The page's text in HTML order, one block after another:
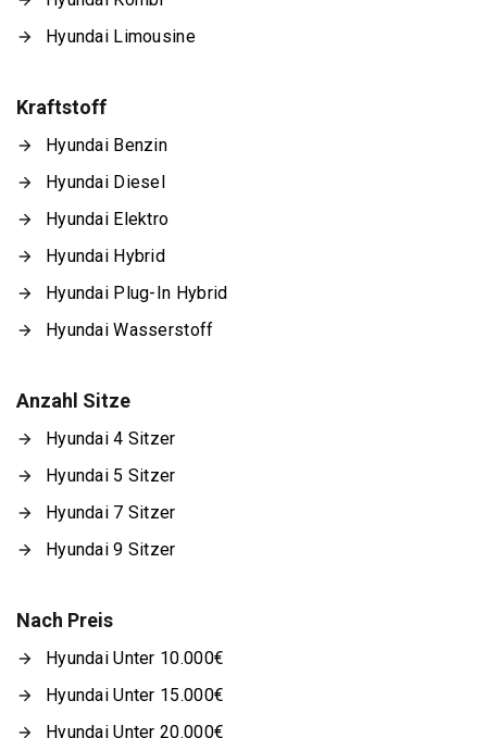
Hyundai Limousine
Kraftstoff
Hyundai Benzin
Hyundai Diesel
Hyundai Elektro
Hyundai Hybrid
Hyundai Plug-In Hybrid
Hyundai Wasserstoff
Anzahl Sitze
Hyundai 4 Sitzer
Hyundai 5 Sitzer
Hyundai 7 Sitzer
Hyundai 9 Sitzer
Nach Preis
Hyundai Unter 10.000€
Hyundai Unter 15.000€
Hyundai Unter 20.000€